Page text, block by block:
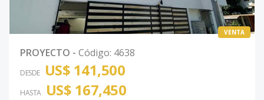
VENTA
PROYECTO - Código: 4638
DESDE US$ 141,500
HASTA US$ 167,450